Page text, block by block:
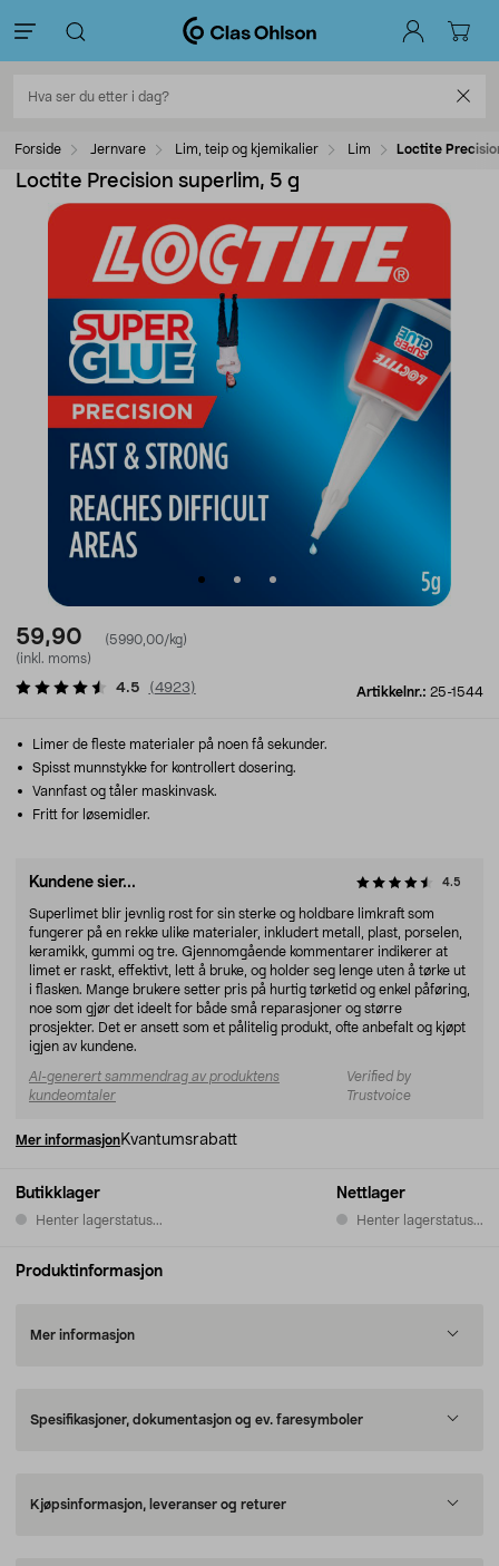
Forside Jernvare Lim, teip og kjemikalier Lim Loctite
Loctite Precision superlim, 5 g
59,90
(5990,00/kg)
(inkl. moms)
Artikkelnr.: 25-1544
4.5 (4923)
Butikklager
Henter lagerstatus...
Nettlager
Henter lagerstatus...
Limer de fleste materialer på noen få sekunder.
Spisst munnstykke for kontrollert dosering.
Vannfast og tåler maskinvask.
Fritt for løsemidler.
Kundene sier... 4.5
Superlimet blir jevnlig rost for sin sterke og holdbare limkraft som
fungerer på en rekke ulike materialer, inkludert metall, plast, porselen,
keramikk, gummi og tre. Gjennomgående kommentarer indikerer at
limet er raskt, effektivt, lett å bruke, og holder seg lenge uten å tørke ut
i flasken. Mange brukere setter pris på hurtig tørketid og enkel påføring,
noe som gjør det ideelt for både små reparasjoner og større
prosjekter. Det er ansett som et pålitelig produkt, ofte anbefalt og kjøpt
igjen av kundene.
AI-generert sammendrag av produktens
kundeomtaler
Verified by
Trustvoice
Mer informasjonKvantumsrabatt
Produktinformasjon
Mer informasjon
Spesifikasjoner, dokumentasjon og ev. faresymboler
Kjøpsinformasjon, leveranser og returer